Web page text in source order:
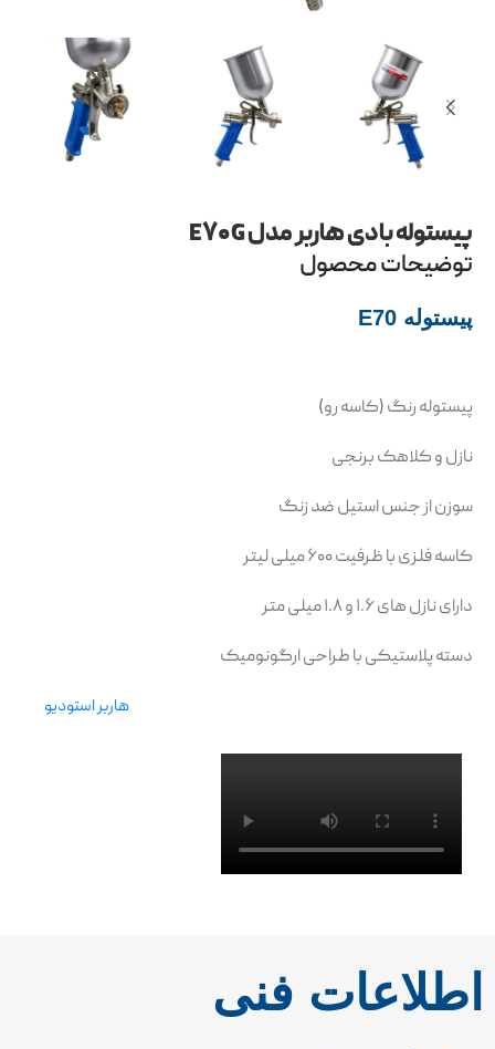
پیستوله بادی هاربر مدل E۷۰G
توضیحات محصول
پیستوله E70
پیستوله رنگ (کاسه رو)
نازل و کلاهک برنجی
سوزن از جنس استیل ضد زنگ
کاسه فلزی با ظرفیت ۶۰۰ میلی لیتر
دارای نازل های ۱.۶ و ۱.۸ میلی متر
دسته پلاستیکی با طراحی ارگونومیک
هاربر استودیو
اطلاعات فنی